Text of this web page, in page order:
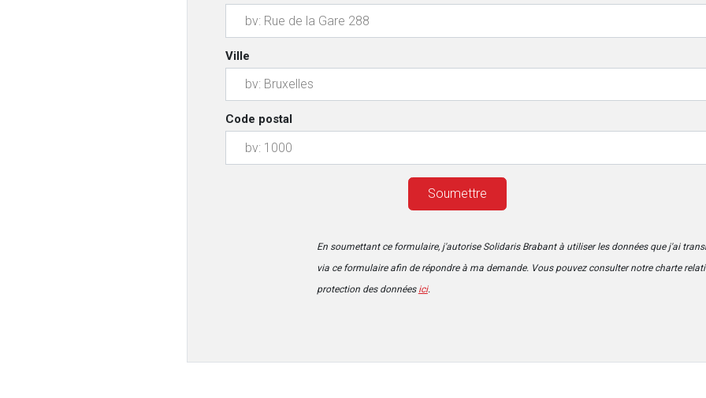
Ville
Code postal
En soumettant ce formulaire, j'autorise Solidaris Brabant à utiliser les données que j'ai
via ce formulaire afin de répondre à ma demande. Vous pouvez consulter notre charte
protection des données ici.